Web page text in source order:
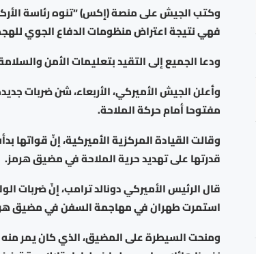
وكتب الجيش على منصة (إكس) “تنوه رئاسة
فهي نتيجة اعتراض منظومات الدفاع الجوي
ودعا الجميع إلى التقيد بتعليمات الأمن
وأعلن الجيش الأميركي، الأربعاء، شن ضربات
مفتوحا أمام حركة الملاحة.
وقالت القيادة المركزية الأميركية، إنّ
قدرتها على تهديد حرية الملاحة في مضيق هرمز.
قال الرئيس الأميركي دونالد ترامب، إنّ ضربات
استمرت طهران في مهاجمة السفن في مضيق
ومنحت السيطرة على المضيق، الذي كان يمر منه